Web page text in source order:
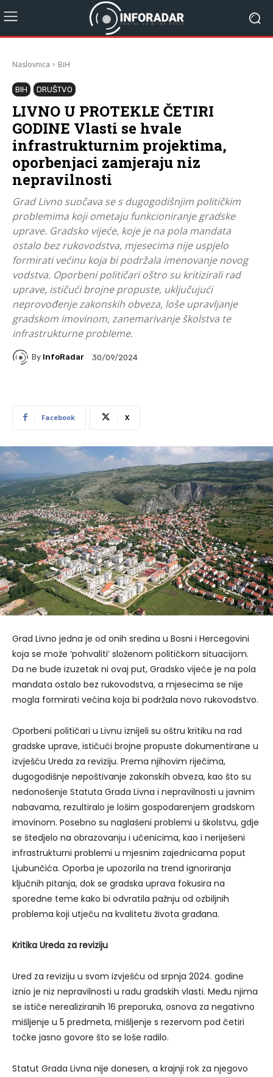
Naslovnica BiH
BIH DRUŠTVO
LIVNO U PROTEKLE ČETIRI
GODINE Vlasti se hvale
infrastrukturnim projektima,
oporbenjaci zamjeraju niz
nepravilnosti
Grad Livno suočava se s dugogodišnjim političkim
problemima koji ometaju funkcioniranje gradske
uprave. Gradsko vijeće, koje je na pola mandata
ostalo bez rukovodstva, mjesecima nije uspjelo
formirati većinu koja bi podržala imenovanje novog
vodstva. Oporbeni političari oštro su kritizirali rad
uprave, ističući brojne propuste, uključujući
neprovođenje zakonskih obveza, loše upravljanje
gradskom imovinom, zanemarivanje školstva te
infrastrukturne probleme.
By InfoRadar 30/09/2024
Facebook X
Grad Livno jedna je od onih sredina u Bosni i Hercegovini
koja se može ‘pohvaliti’ složenom političkom situacijom.
Da ne bude izuzetak ni ovaj put, Gradsko vijeće je na pola
mandata ostalo bez rukovodstva, a mjesecima se nije
mogla formirati većina koja bi podržala novo rukovodstvo.
Oporbeni političari u Livnu iznijeli su oštru kritiku na rad
gradske uprave, ističući brojne propuste dokumentirane u
izvješću Ureda za reviziju. Prema njihovim riječima,
dugogodišnje nepoštivanje zakonskih obveza, kao što su
nedonošenje Statuta Grada Livna i nepravilnosti u javnim
nabavama, rezultiralo je lošim gospodarenjem gradskom
imovinom. Posebno su naglašeni problemi u školstvu, gdje
se štedjelo na obrazovanju i učenicima, kao i neriješeni
infrastrukturni problemi u mjesnim zajednicama poput
Ljubunčića. Oporba je upozorila na trend ignoriranja
ključnih pitanja, dok se gradska uprava fokusira na
sporedne teme kako bi odvratila pažnju od ozbiljnih
problema koji utječu na kvalitetu života građana.
Kritika Ureda za reviziju
Ured za reviziju u svom izvješću od srpnja 2024. godine
iznio je niz nepravilnosti u radu gradskih vlasti. Među njima
se ističe nerealiziranih 16 preporuka, osnova za negativno
mišljenje u 5 predmeta, mišljenje s rezervom pod četiri
točke jasno govore što se loše radilo.
Statut Grada Livna nije donesen, a krajnji rok za njegovo